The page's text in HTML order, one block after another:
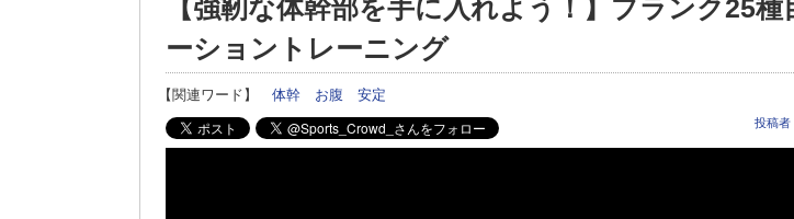
【強靭な体幹部を手に入れよう！】プランク25
ーショントレーニング
【関連ワード】 体幹 お腹 安定
投稿者